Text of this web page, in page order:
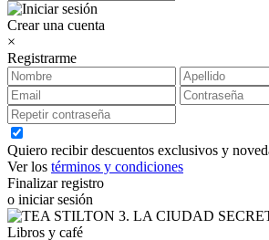
Crear una cuenta
×
Registrarme
Quiero recibir descuentos exclusivos y
Ver los términos y condiciones
Finalizar registro
o iniciar sesión